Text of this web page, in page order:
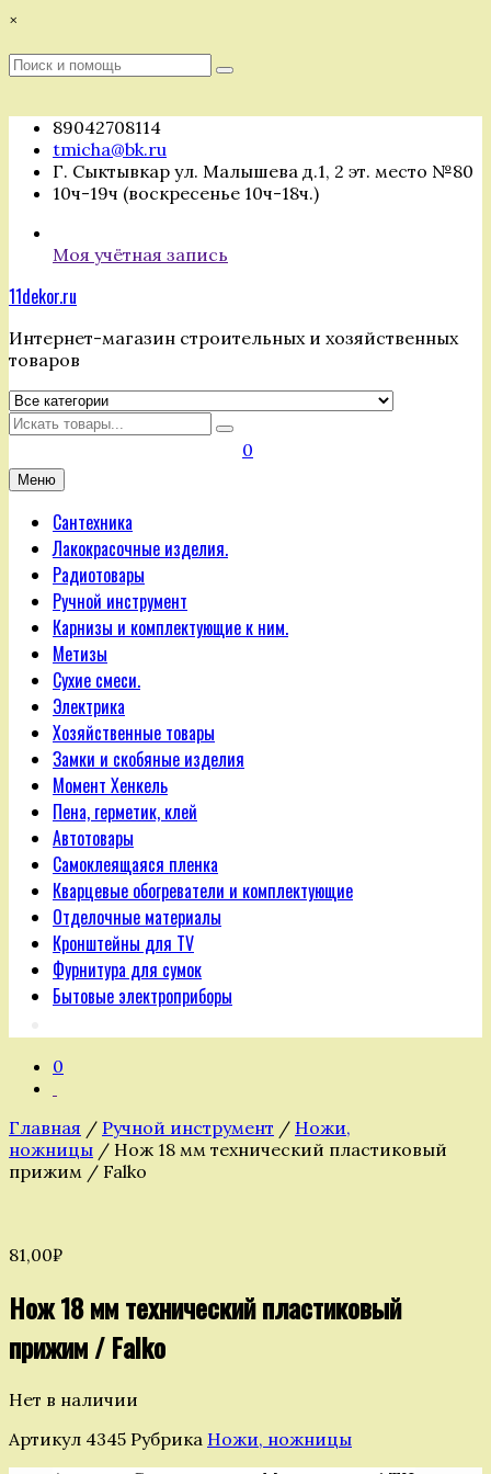
Перейти
содержимому
×
Поиск
Поиск
89042708114
tmicha@bk.ru
Г. Сыктывкар ул. Малышева д.1, 2 эт. место №80
10ч-19ч (воскресенье 10ч-18ч.)
Моя учётная запись
11dekor.ru
Интернет-магазин строительных и хозяйственных
товаров
Искать
0
Меню
Сантехника
Лакокрасочные изделия.
Радиотовары
Ручной инструмент
Карнизы и комплектующие к ним.
Метизы
Сухие смеси.
Электрика
Хозяйственные товары
Замки и скобяные изделия
Момент Хенкель
Пена, герметик, клей
Автотовары
Самоклеящаяся пленка
Кварцевые обогреватели и комплектующие
Отделочные материалы
Кронштейны для TV
Фурнитура для сумок
Бытовые электроприборы
0
Главная / Ручной инструмент / Ножи,
ножницы / Нож 18 мм технический пластиковый
прижим / Falko
81,00₽
Нож 18 мм технический пластиковый
прижим / Falko
Нет в наличии
Артикул 4345 Рубрика Ножи, ножницы